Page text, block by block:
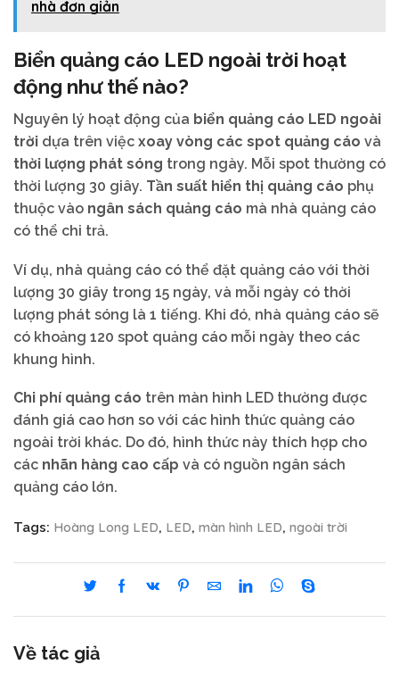
nhà đơn giản
Biển quảng cáo LED ngoài trời hoạt
động như thế nào?
Nguyên lý hoạt động của biển quảng cáo LED ngoài
trời dựa trên việc xoay vòng các spot quảng cáo và
thời lượng phát sóng trong ngày. Mỗi spot thường có
thời lượng 30 giây. Tần suất hiển thị quảng cáo phụ
thuộc vào ngân sách quảng cáo mà nhà quảng cáo
có thể chi trả.
Ví dụ, nhà quảng cáo có thể đặt quảng cáo với thời
lượng 30 giây trong 15 ngày, và mỗi ngày có thời
lượng phát sóng là 1 tiếng. Khi đó, nhà quảng cáo sẽ
có khoảng 120 spot quảng cáo mỗi ngày theo các
khung hình.
Chi phí quảng cáo trên màn hình LED thường được
đánh giá cao hơn so với các hình thức quảng cáo
ngoài trời khác. Do đó, hình thức này thích hợp cho
các nhãn hàng cao cấp và có nguồn ngân sách
quảng cáo lớn.
Tags: Hoàng Long LED, LED, màn hình LED, ngoài trời
Về tác giả